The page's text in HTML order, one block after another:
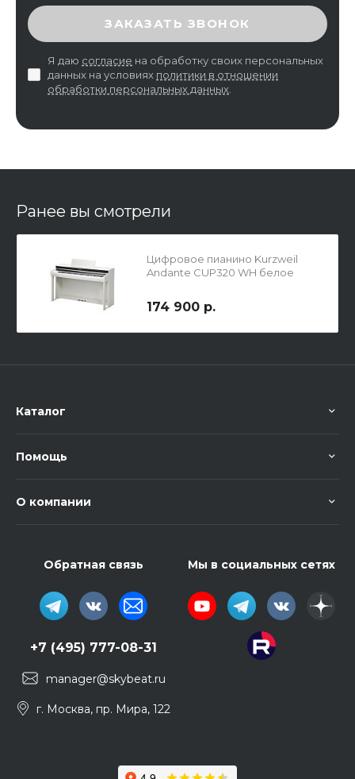
ВВЕДИТЕ ПРОВЕРОЧНЫЙ КОД
ЗАКАЗАТЬ ЗВОНОК
Я даю согласие на обработку своих персональных
данных на условиях политики в отношении
обработки персональных данных
Ранее вы смотрели
Цифровое пианино Kurzweil
Andante CUP320 WH белое
174 900 р.
Каталог
Помощь
О компании
Обратная связь
+7 (495) 777-08-31
manager@skybeat.ru
г. Москва, пр. Мира, 122
Мы в социальных сетях